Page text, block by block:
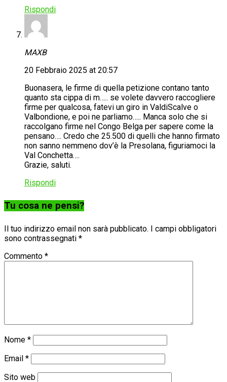
Rispondi
MAXB
20 Febbraio 2025 at 20:57
Buonasera, le firme di quella petizione contano tanto
quanto sta cippa di m….. se volete davvero raccogliere
firme per qualcosa, fatevi un giro in ValdiScalve o
Valbondione, e poi ne parliamo….. Manca solo che si
raccolgano firme nel Congo Belga per sapere come la
pensano…. Credo che 25.500 di quelli che hanno firmato
non sanno nemmeno dov’è la Presolana, figuriamoci la
Val Conchetta….
Grazie, saluti.
Rispondi
Tu cosa ne pensi?
Il tuo indirizzo email non sarà pubblicato. I campi obbligatori
sono contrassegnati *
Commento *
Nome *
Email *
Sito web